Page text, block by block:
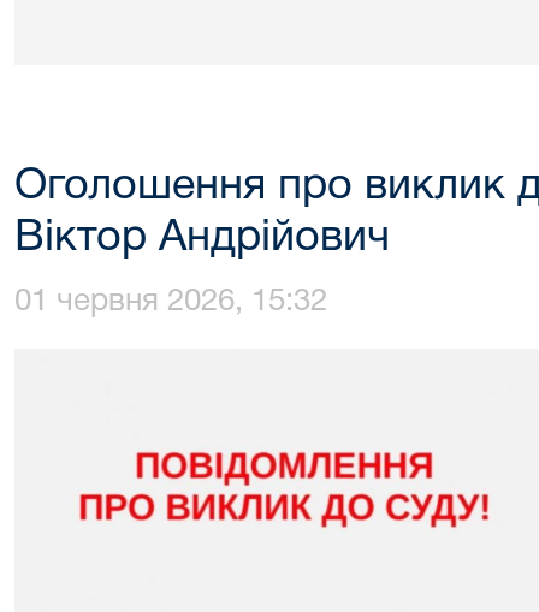
Оголошення про виклик
Віктор Андрійович
01 червня 2026, 15:32